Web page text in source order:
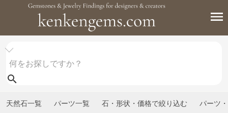
天然石一覧 パーツ一覧 石・形状・価格で絞り込む パーツ